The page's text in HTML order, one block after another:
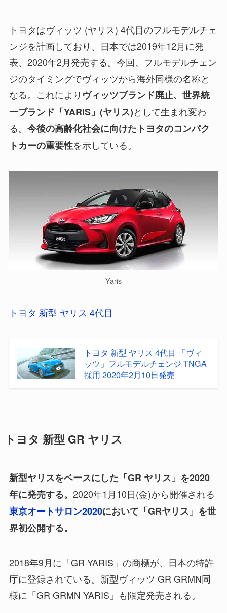
トヨタはヴィッツ (ヤリス) 4代目のフルモデルチェ
ンジを計画しており、日本では2019年12月に発
表、2020年2月発売する。今回、フルモデルチェン
ジのタイミングでヴィッツから海外同様の名称と
なる。これにより ヴィッツブランド廃止、世界統
一ブランド「YARIS」(ヤリス)として生まれ変わ
る。 今後の高齢化社会に向けたトヨタのコンパク
トカーの重要性を示している。
Yaris
トヨタ 新型 ヤリス 4代目
トヨタ 新型 ヤリス 4代目 「ヴィ
ッツ」フルモデルチェンジ TNGA
採用 2020年2月10日発売
トヨタ 新型 GR ヤリス
新型ヤリスをベースにした「GR ヤリス」を2020
年に発売する。 2020年1月10日(金)から開催される
東京オートサロン2020において「GRヤリス」を世
界初公開する。
2018年9月に「GR YARIS」の商標が、日本の特許
庁に登録されている。新型ヴィッツ GR GRMN同
様に「GR GRMN YARIS」も限定発売される。